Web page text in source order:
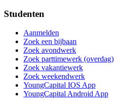
Studenten
Aanmelden
Zoek een bijbaan
Zoek avondwerk
Zoek parttimewerk (overdag)
Zoek vakantiewerk
Zoek weekendwerk
YoungCapital IOS App
YoungCapital Android App